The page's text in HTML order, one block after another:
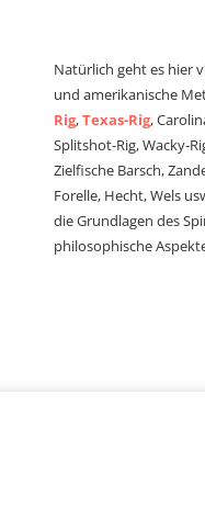
Natürlich geht es hier
und amerikanische
Rig,Texas-Rig,
Splitshot-Rig, Wacky-
Zielfische Barsch,
Forelle, Hecht, Wels
die Grundlagen des
philosophische